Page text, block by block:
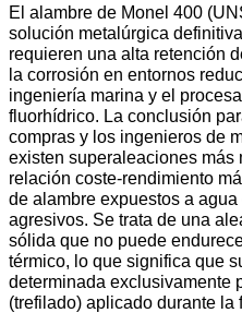
El alambre de Monel 400
solución metalúrgica
requieren una alta retención
la corrosión en entornos
ingeniería marina y el
fluorhídrico. La conclusión
compras y los ingenieros de
existen superaleaciones más
relación coste-rendimiento
de alambre expuestos a
agresivos. Se trata de una
sólida que no puede
térmico, lo que significa que
determinada exclusivamente
(trefilado) aplicado durante la